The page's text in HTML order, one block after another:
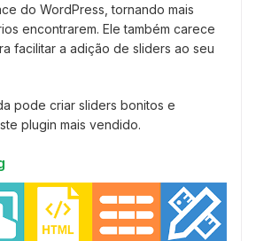
do WordPress, tornando mais
encontrarem. Ele também carece
facilitar a adição de sliders ao seu
pode criar sliders bonitos e
plugin mais vendido.